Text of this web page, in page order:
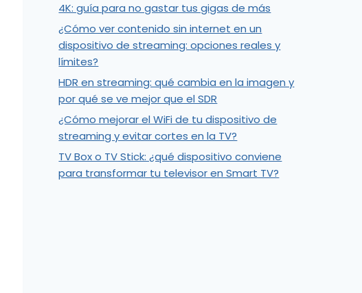
4K: guía para no gastar tus gigas de más
¿Cómo ver contenido sin internet en un
dispositivo de streaming: opciones reales y
límites?
HDR en streaming: qué cambia en la imagen y
por qué se ve mejor que el SDR
¿Cómo mejorar el WiFi de tu dispositivo de
streaming y evitar cortes en la TV?
TV Box o TV Stick: ¿qué dispositivo conviene
para transformar tu televisor en Smart TV?